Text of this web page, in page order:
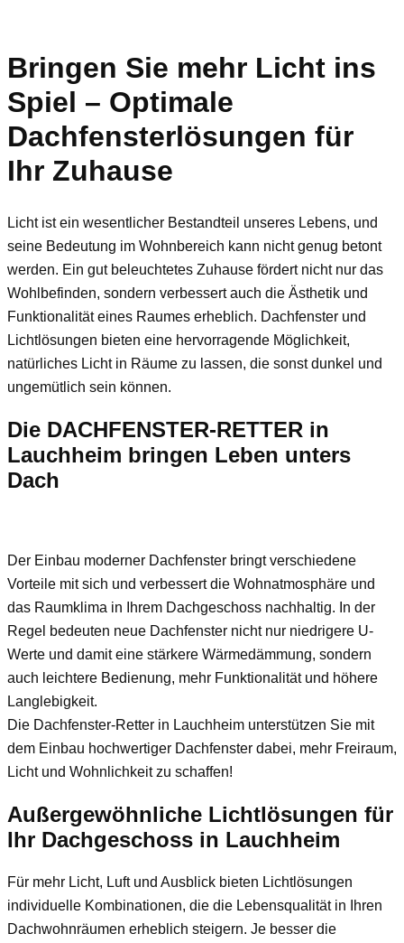
Bringen Sie mehr Licht ins
Spiel – Optimale
Dachfensterlösungen für
Ihr Zuhause
Licht ist ein wesentlicher Bestandteil unseres Lebens, und
seine Bedeutung im Wohnbereich kann nicht genug betont
werden. Ein gut beleuchtetes Zuhause fördert nicht nur das
Wohlbefinden, sondern verbessert auch die Ästhetik und
Funktionalität eines Raumes erheblich. Dachfenster und
Lichtlösungen bieten eine hervorragende Möglichkeit,
natürliches Licht in Räume zu lassen, die sonst dunkel und
ungemütlich sein können.
Die DACHFENSTER-RETTER in
Lauchheim bringen Leben unters
Dach
Der Einbau moderner Dachfenster bringt verschiedene
Vorteile mit sich und verbessert die Wohnatmosphäre und
das Raumklima in Ihrem Dachgeschoss nachhaltig. In der
Regel bedeuten neue Dachfenster nicht nur niedrigere U-
Werte und damit eine stärkere Wärmedämmung, sondern
auch leichtere Bedienung, mehr Funktionalität und höhere
Langlebigkeit.
Die Dachfenster-Retter in Lauchheim unterstützen Sie mit
dem Einbau hochwertiger Dachfenster dabei, mehr Freiraum,
Licht und Wohnlichkeit zu schaffen!
Außergewöhnliche Lichtlösungen für
Ihr Dachgeschoss in Lauchheim
Für mehr Licht, Luft und Ausblick bieten Lichtlösungen
individuelle Kombinationen, die die Lebensqualität in Ihren
Dachwohnräumen erheblich steigern. Je besser die